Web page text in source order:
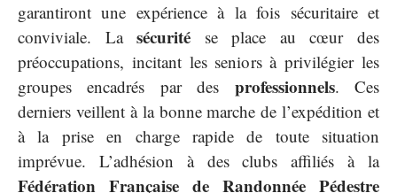
garantiront une expérience à la fois sécuritaire et
conviviale. Lasécurité se place au cœur des
préoccupations, incitant les seniors à privilégier les
groupes encadrés par des professionnels. Ces
derniers veillent à la bonne marche de l’expédition et
à la prise en charge rapide de toute situation
imprévue. L’adhésion à des clubs affiliés à la
Fédération Française de Randonnée Pédestre